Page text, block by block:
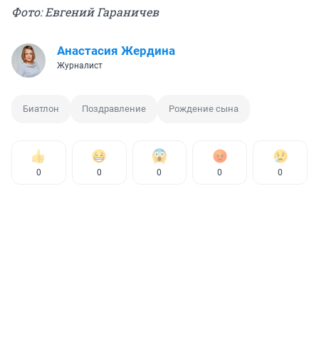
Фото: Евгений Гараничев
Анастасия Жердина
Журналист
Биатлон Поздравление Рождение сына
0 0 0 0 0